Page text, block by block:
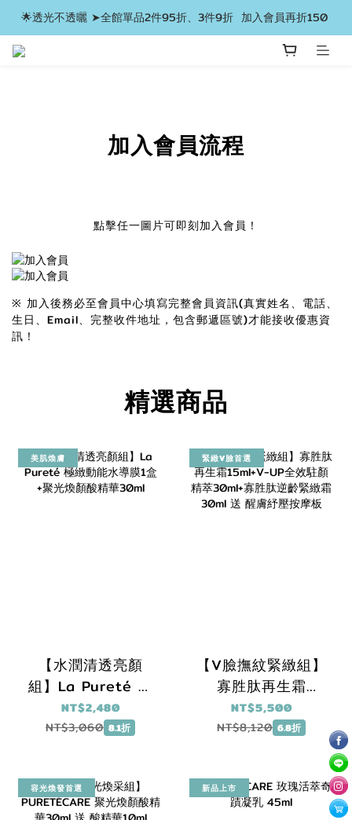
🌟透光不透曬 ➤全館單品2件95折、3件9折  加入會員再折150
加入會員流程
點擊任一圖片可即刻加入會員！
※ 加入後務必至會員中心填寫完整會員資訊(真實姓名、電話、
生日、Email、完整收件地址，包含郵遞區號)才能接收優惠資
訊！
精選商品
美肌煥膚
【水潤清透亮顏
組】La Pureté 極
緻動能水導膜1盒
+聚光煥顏酸精華
NT$2,480
NT$3,060 8.1折
緊緻V臉首選
【V臉撫紋緊緻組】
寡胜肽再生霜
15ml+V-UP全效駐
顏精萃30ml+寡胜
NT$5,500
NT$8,120 6.8折
容光煥發首選 新品上市